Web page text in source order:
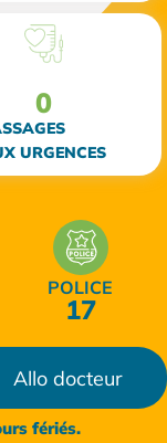
URGENCES
0
POLICE
17
Allo docteur
fériés.